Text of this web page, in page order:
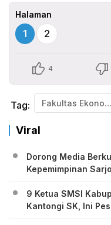
Halaman
1 2
4
Tag: Fakultas Ekonomi Unsultra
Viral
Dorong Media
Kepemimpinan
9 Ketua SMSI
Kantongi SK, Ini